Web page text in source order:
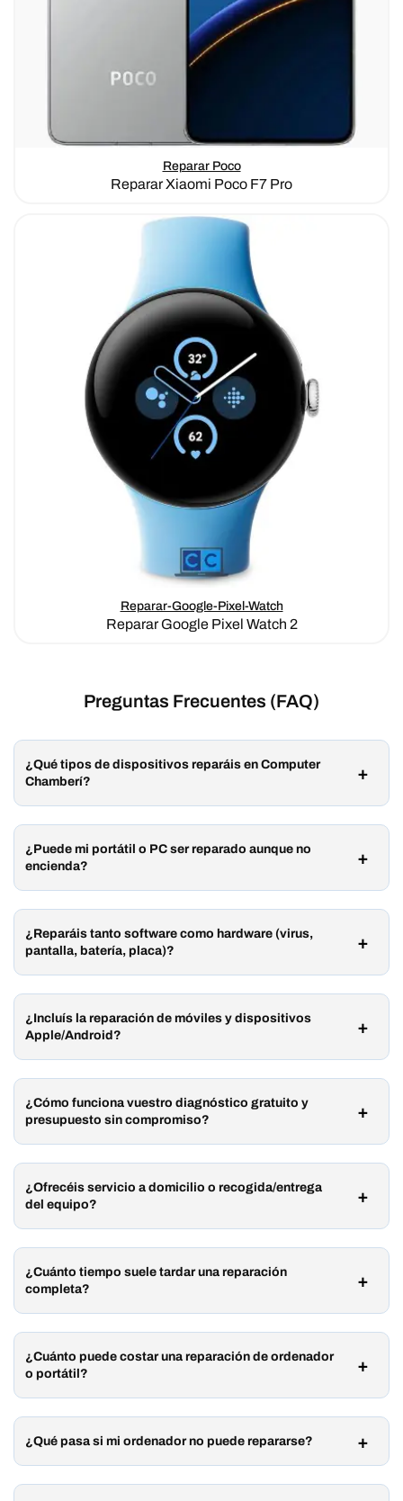
Reparar Poco
Reparar Xiaomi Poco F7 Pro
Reparar-Google-Pixel-Watch
Reparar Google Pixel Watch 2
Preguntas Frecuentes (FAQ)
¿Qué tipos de dispositivos reparáis en Computer
Chamberí?
¿Puede mi portátil o PC ser reparado aunque no
encienda?
¿Reparáis tanto software como hardware (virus,
pantalla, batería, placa)?
¿Incluís la reparación de móviles y dispositivos
Apple/Android?
¿Cómo funciona vuestro diagnóstico gratuito y
presupuesto sin compromiso?
¿Ofrecéis servicio a domicilio o recogida/entrega
del equipo?
¿Cuánto tiempo suele tardar una reparación
completa?
¿Cuánto puede costar una reparación de ordenador
o portátil?
¿Qué pasa si mi ordenador no puede repararse?